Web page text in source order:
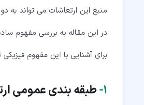
۳‏- آشنایی با مولدهای ارتعاش اجباری سازه
۷‏- سخن آخر
منبع این ارتعاشات می تواند به
در این مقاله به بررسی مفهوم
برای آشنایی با این مفهوم فیزیکی
۱‏- طبقه بندی عمومی